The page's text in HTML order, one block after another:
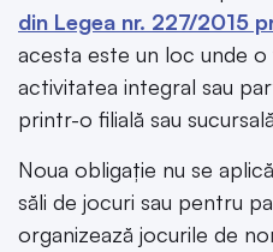
din Legea nr. 227/2015
acesta este un loc unde o
activitatea integral sau
printr-o filială sau
Noua obligație nu se
săli de jocuri sau pentru
organizează jocurile de